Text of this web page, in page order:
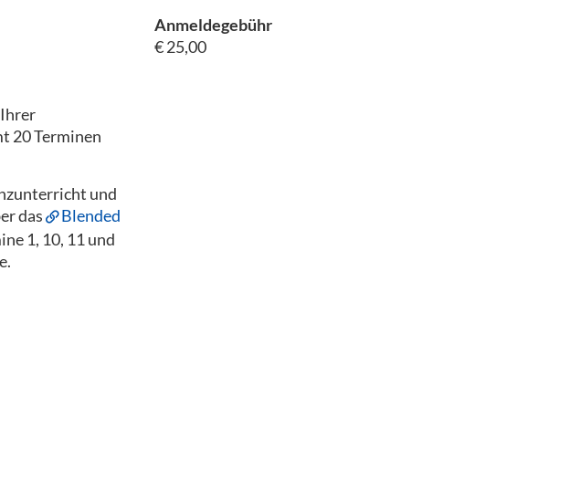
20 Terminen
und
das
Blended
1, 10, 11 und
Anmeldegebühr
€ 25,00